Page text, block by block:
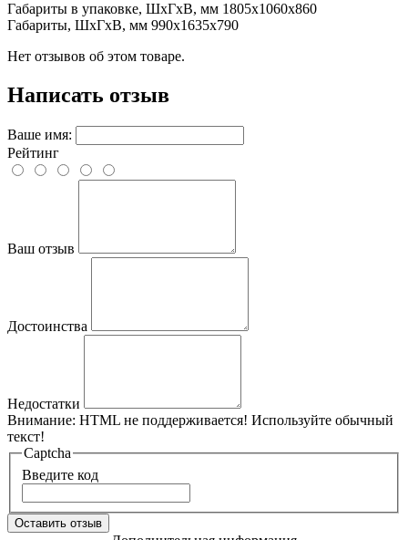
Габариты в упаковке, ШхГхВ, мм 1805x1060x860
Габариты, ШхГхВ, мм 990x1635x790
Нет отзывов об этом товаре.
Написать отзыв
Ваше имя:
Рейтинг
Ваш отзыв
Достоинства
Недостатки
Внимание: HTML не поддерживается! Используйте обычный
текст!
Captcha
Введите код
Оставить отзыв